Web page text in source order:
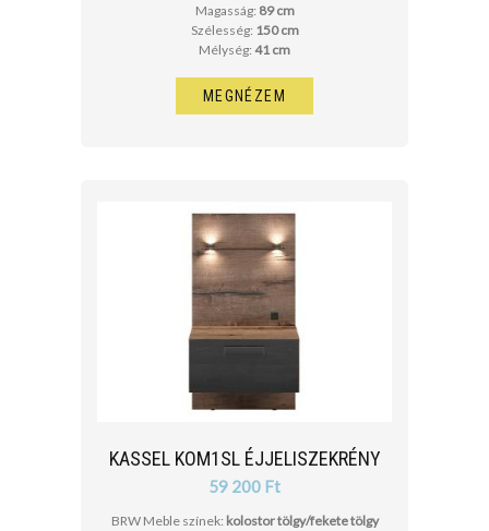
Magasság: 89 cm
Szélesség: 150 cm
Mélység: 41 cm
MEGNÉZEM
KASSEL KOM1SL ÉJJELISZEKRÉNY
59 200 Ft
BRW Meble színek: kolostor tölgy/fekete tölgy